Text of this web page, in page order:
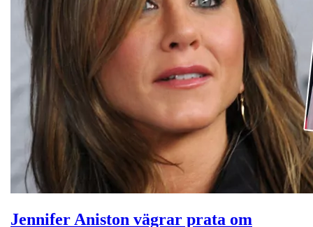
Jennifer Aniston vägrar prata om